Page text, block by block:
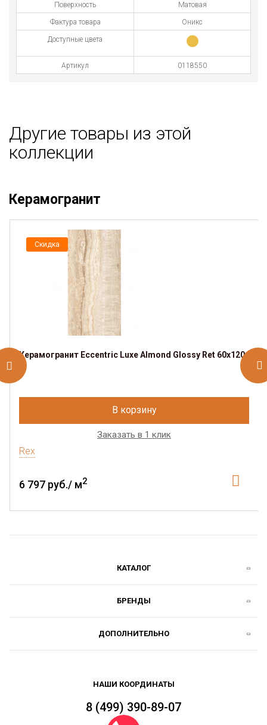
Поверхность Матовая
Фактура товара Оникс
Доступные цвета
Артикул 0118550
Другие товары из этой
коллекции
Керамогранит
Скидка
Керамогранит Eccentric Luxe Almond Glossy Ret 60x120
В корзину
Заказать в 1 клик
Rex
6 797 руб./ м2
КАТАЛОГ
БРЕНДЫ
ДОПОЛНИТЕЛЬНО
НАШИ КООРДИНАТЫ
8 (499) 390-89-07